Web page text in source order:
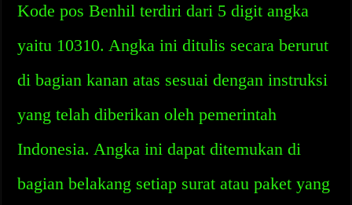
Kode pos Benhil terdiri dari 5 digit angka
yaitu 10310. Angka ini ditulis secara berurut
di bagian kanan atas sesuai dengan instruksi
yang telah diberikan oleh pemerintah
Indonesia. Angka ini dapat ditemukan di
bagian belakang setiap surat atau paket yang